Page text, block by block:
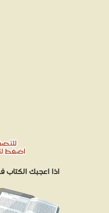
اذا اعجبك